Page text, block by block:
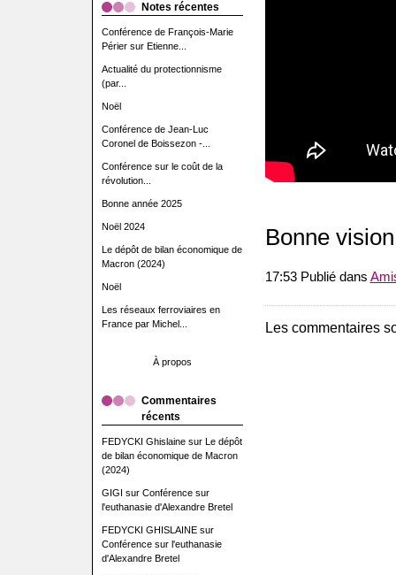
Notes récentes
Conférence de François-Marie
Périer sur Etienne...
Actualité du protectionnisme
(par...
Noël
Conférence de Jean-Luc
Coronel de Boissezon -...
Conférence sur le coût de la
révolution...
Bonne année 2025
Noël 2024
Le dépôt de bilan économique de
Macron (2024)
Noël
Les réseaux ferroviaires en
France par Michel...
À propos
Commentaires
récents
FEDYCKI Ghislainesur Le dépôt
de bilan économique de Macron
(2024)
GIGI sur Conférence sur
l'euthanasie d'Alexandre Bretel
FEDYCKI GHISLAINEsur
Conférence sur l'euthanasie
d'Alexandre Bretel
Bonne
17:53 Publié dans
Les commentaires